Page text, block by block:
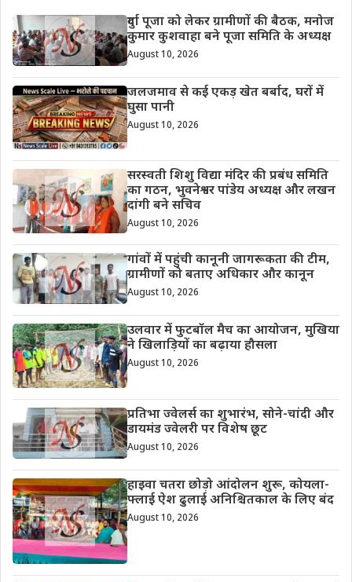
दुर्गा पूजा को लेकर ग्रामीणों की बैठक, मनोज
कुमार कुशवाहा बने पूजा समिति के अध्यक्ष
August 10, 2026
जलजमाव से कई एकड़ खेत बर्बाद, घरों में
घुसा पानी
August 10, 2026
सरस्वती शिशु विद्या मंदिर की प्रबंध समिति
का गठन, भुवनेश्वर पांडेय अध्यक्ष और लखन
दांगी बने सचिव
August 10, 2026
गांवों में पहुंची कानूनी जागरूकता की टीम,
ग्रामीणों को बताए अधिकार और कानून
August 10, 2026
उलवार में फुटबॉल मैच का आयोजन, मुखिया
ने खिलाड़ियों का बढ़ाया हौसला
August 10, 2026
प्रतिभा ज्वेलर्स का शुभारंभ, सोने-चांदी और
डायमंड ज्वेलरी पर विशेष छूट
August 10, 2026
हाइवा चतरा छोड़ो आंदोलन शुरू, कोयला-
फ्लाई ऐश ढुलाई अनिश्चितकाल के लिए बंद
August 10, 2026